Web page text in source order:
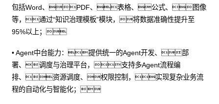
包括Word、PDF、表格、公式、图像
等，通过“知识治理模板”模块，将数据准确性提升至
95%以上；
• Agent中台能力：提供统一的Agent开发、部
署、调度与治理平台，支持多Agent流程编
排、资源调度、权限控制，实现复杂业务流
程的自动化与智能化；